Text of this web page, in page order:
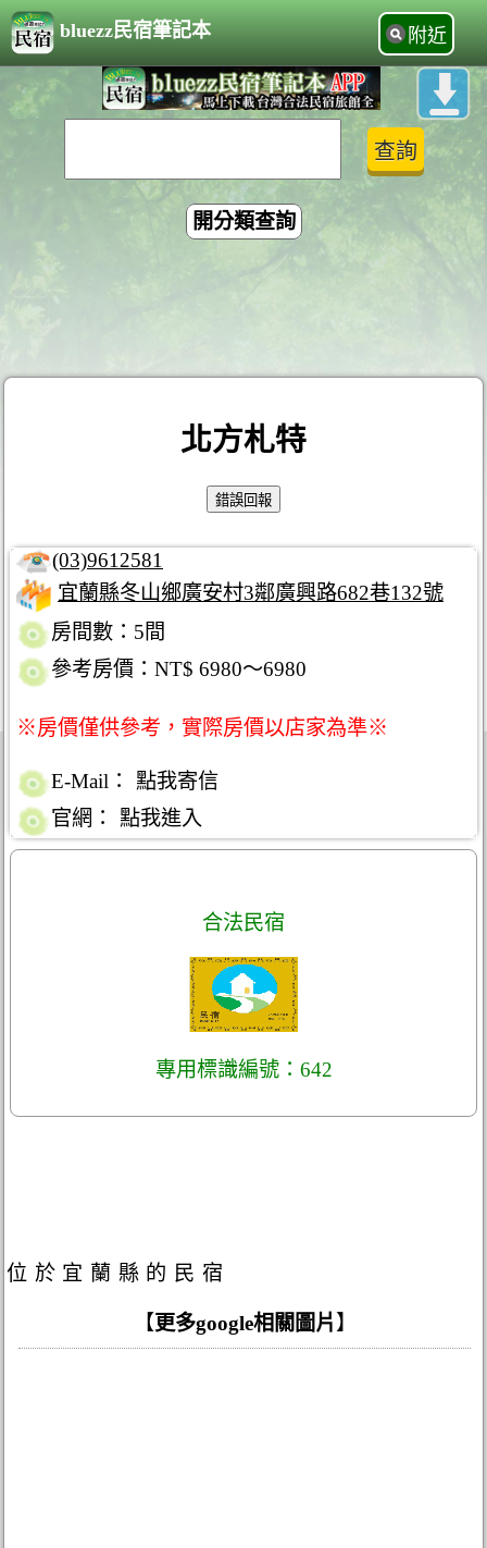
bluezz民宿筆記本 附近
開分類查詢
北方札特
(03)9612581
宜蘭縣冬山鄉廣安村3鄰廣興路682巷132號
房間數：5間
參考房價：NT$ 6980～6980
※房價僅供參考，實際房價以店家為準※
E-Mail：
點我寄信
官網：
點我進入
合法民宿
專用標識編號：642
位於宜蘭縣的民宿
【更多google相關圖片 】